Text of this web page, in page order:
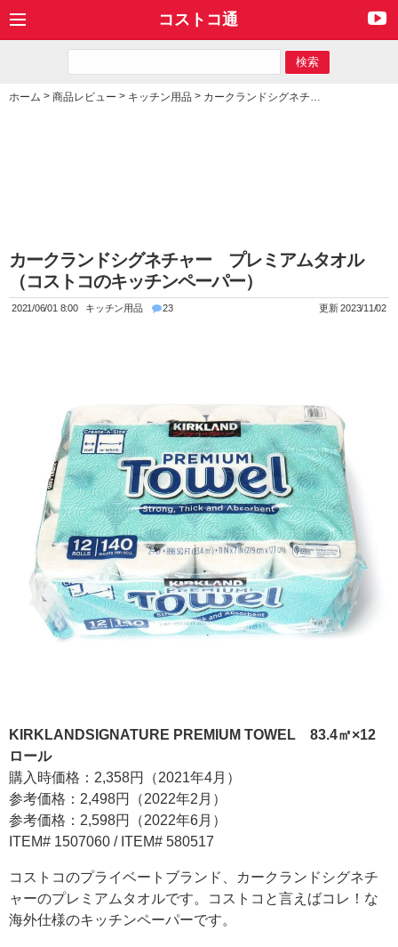
コストコ通
ホーム > 商品レビュー > キッチン用品 > カークランドシグネチャー プレミアムタオル（コストコのキッチンペーパー）
カークランドシグネチャー プレミアムタオル
（コストコのキッチンペーパー）
2021/06/01 8:00 キッチン用品 23 更新 2023/11/02
KIRKLANDSIGNATURE PREMIUM TOWEL 83.4㎡×12
ロール
購入時価格：2,358円（2021年4月）
参考価格：2,498円（2022年2月）
参考価格：2,598円（2022年6月）
ITEM# 1507060 / ITEM# 580517
コストコのプライベートブランド、カークランドシグネチ
ャーのプレミアムタオルです。コストコと言えばコレ！な
海外仕様のキッチンペーパーです。